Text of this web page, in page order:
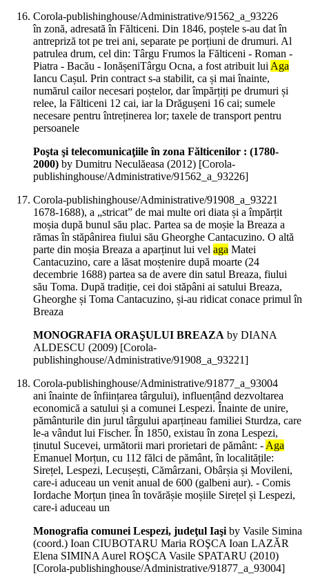
Corola-publishinghouse/Administrative/91562_a_93226
în zonă, adresată în Fălticeni. Din 1846, poștele s-au dat în
antrepriză tot pe trei ani, separate pe porțiuni de drumuri. Al
patrulea drum, cel din: Târgu Frumos la Fălticeni - Roman -
Piatra - Bacău - IonășeniTârgu Ocna, a fost atribuit luiAga
Iancu Cașul. Prin contract s-a stabilit, ca și mai înainte,
numărul cailor necesari poștelor, dar împărțiți pe drumuri și
relee, la Fălticeni 12 cai, iar la Drăgușeni 16 cai; sumele
necesare pentru întreținerea lor; taxele de transport pentru
persoanele
Poşta şi telecomunicaţiile în zona Fălticenilor : (1780-
2000) by Dumitru Neculăeasa (2012) [Corola-
publishinghouse/Administrative/91562_a_93226]
Corola-publishinghouse/Administrative/91908_a_93221
1678-1688), a „stricat” de mai multe ori diata și a împărțit
moșia după bunul său plac. Partea sa de moșie la Breaza a
rămas în stăpânirea fiului său Gheorghe Cantacuzino. O altă
parte din moșia Breaza a aparținut lui vel aga Matei
Cantacuzino, care a lăsat moștenire după moarte (24
decembrie 1688) partea sa de avere din satul Breaza, fiului
său Toma. După tradiție, cei doi stăpâni ai satului Breaza,
Gheorghe și Toma Cantacuzino, și-au ridicat conace primul în
Breaza
MONOGRAFIA ORAŞULUI BREAZA by DIANA
ALDESCU (2009) [Corola-
publishinghouse/Administrative/91908_a_93221]
Corola-publishinghouse/Administrative/91877_a_93004
ani înainte de înființarea târgului), influențând dezvoltarea
economică a satului și a comunei Lespezi. Înainte de unire,
pământurile din jurul târgului aparțineau familiei Sturdza, care
le-a vândut lui Fischer. În 1850, existau în zona Lespezi,
ținutul Sucevei, următorii mari prorietari de pământ: -Aga
Emanuel Morțun, cu 112 fălci de pământ, în localitățile:
Sirețel, Lespezi, Lecușești, Cămârzani, Obârșia și Movileni,
care-i aduceau un venit anual de 600 (galbeni aur). - Comis
Iordache Morțun ținea în tovărășie moșiile Sirețel și Lespezi,
care-i aduceau un
Monografia comunei Lespezi, judeţul Iaşiby Vasile Simina
(coord.) Ioan CIUBOTARU Maria ROŞCA Ioan LAZĂR
Elena SIMINA Aurel ROŞCA Vasile SPATARU (2010)
[Corola-publishinghouse/Administrative/91877_a_93004]